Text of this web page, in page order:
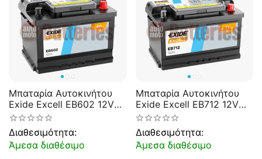
Μπαταρία Αυτοκινήτου
Exide Excell EB602 12V
60AH 540EN A-
Εκκίνησης
Διαθεσιμότητα:
Άμεσα διαθέσιμο
Μπαταρία Αυτοκινήτου
Exide Excell EB712 12V
71AH 670EN A-Εκκίνησης
Διαθεσιμότητα:
Άμεσα διαθέσιμο